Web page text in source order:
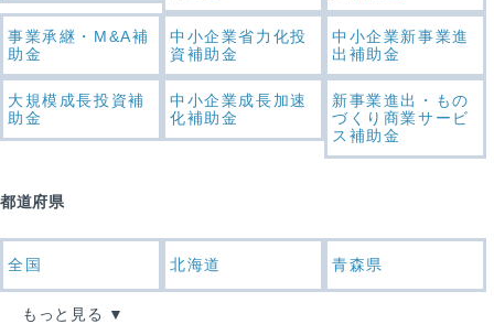
事業承継・M&A補
助金
中小企業省力化投
資補助金
中小企業新事業進
出補助金
大規模成長投資補
助金
中小企業成長加速
化補助金
新事業進出・もの
づくり商業サービ
ス補助金
都道府県
全国 北海道 青森県
もっと見る